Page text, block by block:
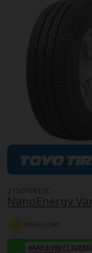
NanoEnergy
215/70R15C
NYÁRI GUMI
AKÁR 8.000 FT